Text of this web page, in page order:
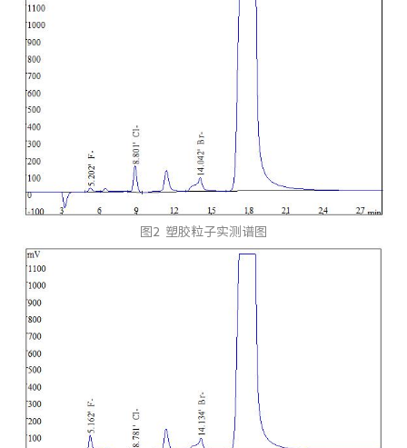
图2 塑胶粒子实测谱图